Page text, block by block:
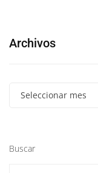
Archivos
Seleccionar mes
Buscar